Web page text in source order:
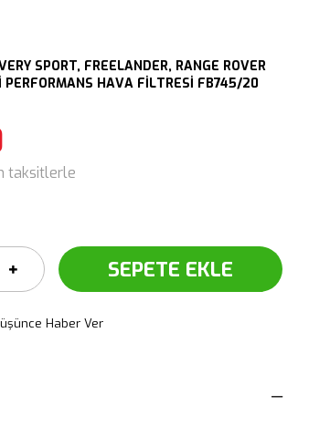
SPORT, FREELANDER, RANGE ROVER
PERFORMANS HAVA FİLTRESİ FB745/20
taksitlerle
Haber Ver